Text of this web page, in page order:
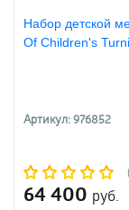
Набор детской
Of Children's
Артикул: 976852
64 400 руб.